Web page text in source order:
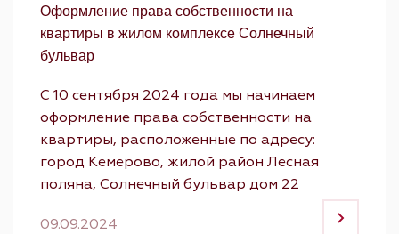
Оформление права собственности на
квартиры в жилом комплексе Солнечный
бульвар
С 10 сентября 2024 года мы начинаем
оформление права собственности на
квартиры, расположенные по адресу:
город Кемерово, жилой район Лесная
поляна, Солнечный бульвар дом 22
09.09.2024